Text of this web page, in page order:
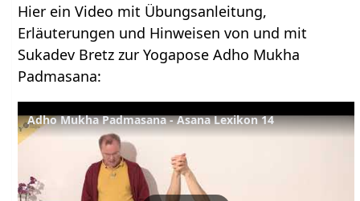
Hier ein Video mit Übungsanleitung,
Erläuterungen und Hinweisen von und mit
Sukadev Bretz zur Yogapose Adho Mukha
Padmasana:
Adho Mukha Padmasana - Asana Lexikon 14